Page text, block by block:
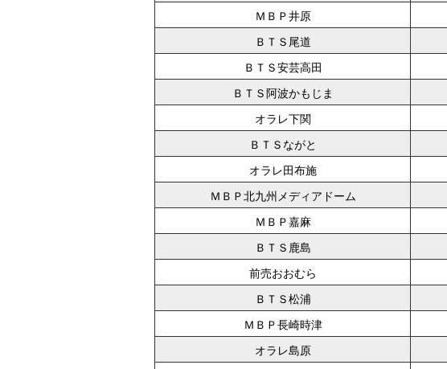
ＭＢＰ井原
ＢＴＳ尾道
ＢＴＳ安芸高田
ＢＴＳ阿波かもじま
オラレ下関
ＢＴＳながと
オラレ田布施
ＭＢＰ北九州メディアドーム
ＭＢＰ嘉麻
ＢＴＳ鹿島
前売おおむら
ＢＴＳ松浦
ＭＢＰ長崎時津
オラレ島原